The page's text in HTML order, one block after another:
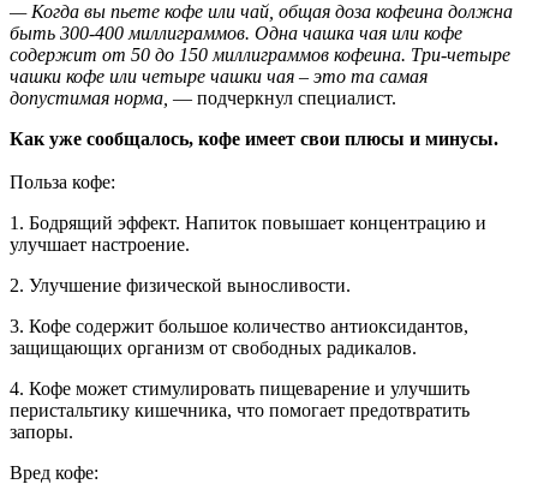
— Когда вы пьете кофе или чай, общая доза кофеина должна
быть 300-400 миллиграммов. Одна чашка чая или кофе
содержит от 50 до 150 миллиграммов кофеина. Три-четыре
чашки кофе или четыре чашки чая – это та самая
допустимая норма, — подчеркнул специалист.
Как уже сообщалось, кофе имеет свои плюсы и минусы.
Польза кофе:
1. Бодрящий эффект. Напиток повышает концентрацию и
улучшает настроение.
2. Улучшение физической выносливости.
3. Кофе содержит большое количество антиоксидантов,
защищающих организм от свободных радикалов.
4. Кофе может стимулировать пищеварение и улучшить
перистальтику кишечника, что помогает предотвратить
запоры.
Вред кофе: